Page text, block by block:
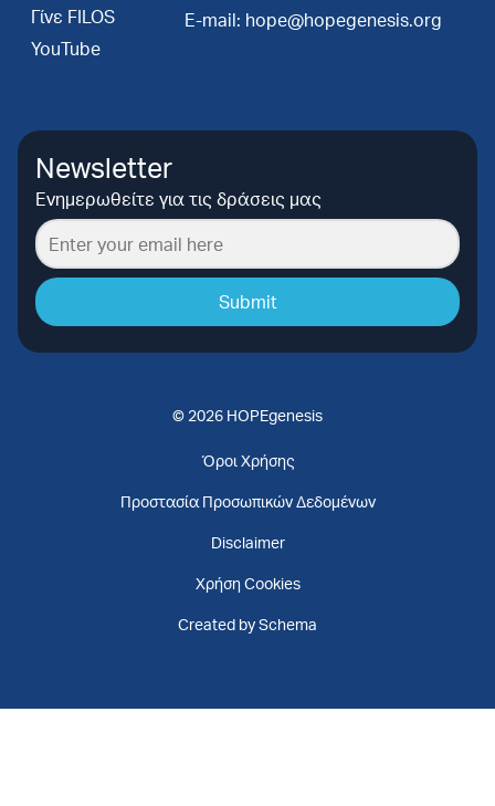
Γίνε FILOS
YouTube
E-mail: hope@hopegenesis.org
Newsletter
Ενημερωθείτε για τις δράσεις μας
Submit
© 2026 HOPEgenesis
Όροι Χρήσης
Προστασία Προσωπικών Δεδομένων
Disclaimer
Χρήση Cookies
Created by Schema